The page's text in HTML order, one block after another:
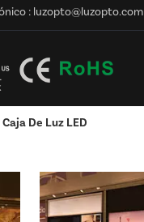
: luzopto@luzopto.com
Caja De Luz LED